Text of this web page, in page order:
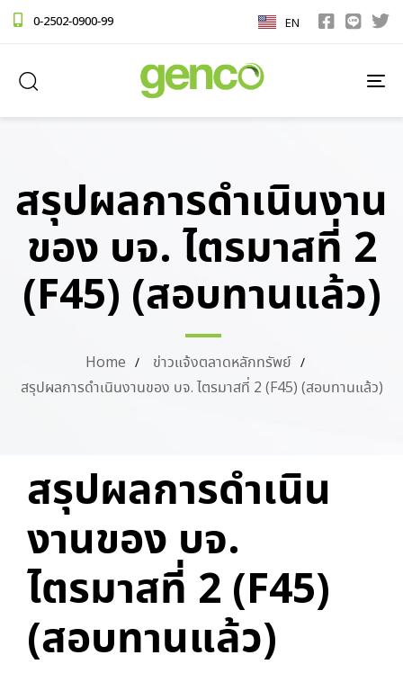
0-2502-0900-99 EN
สรุปผลการดำเนินงาน
ของ บจ. ไตรมาสที่ 2
(F45) (สอบทานแล้ว)
Home
ข่าวแจ้งตลาดหลักทรัพย์
สรุปผลการดำเนินงานของ บจ. ไตรมาสที่ 2 (F45) (สอบทานแล้ว)
IN:
สรุปผลการดำเนิน
งานของ บจ.
ไตรมาสที่ 2 (F45)
(สอบทานแล้ว)
on: